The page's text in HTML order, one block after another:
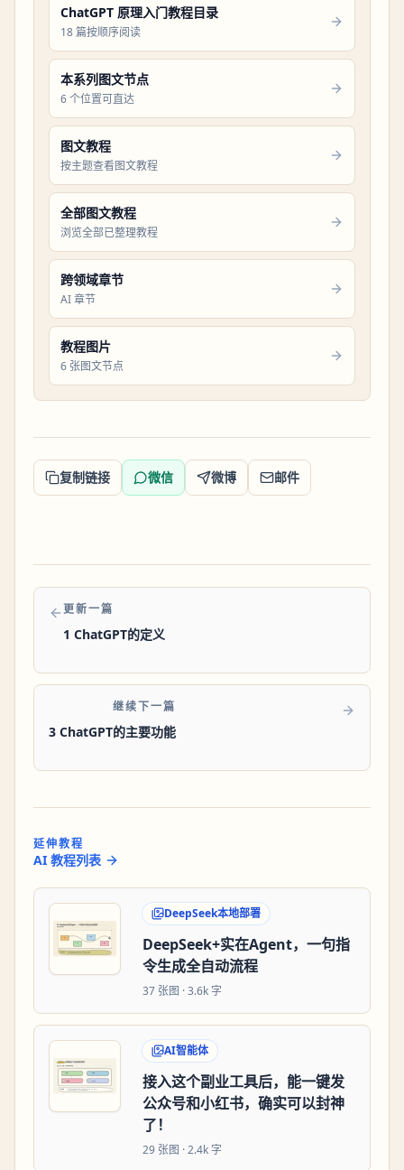
ChatGPT 原理入门教程目录
18 篇按顺序阅读
本系列图文节点
6 个位置可直达
图文教程
按主题查看图文教程
全部图文教程
浏览全部已整理教程
跨领域章节
AI 章节
教程图片
6 张图文节点
复制链接 微信 微博 邮件
更新一篇
1 ChatGPT的定义
继续下一篇
3 ChatGPT的主要功能
延伸教程
AI 教程列表
DeepSeek本地部署
DeepSeek+实在Agent，一句指
令生成全自动流程
37 张图 ·3.6k 字
AI智能体
接入这个副业工具后，能一键发
公众号和小红书，确实可以封神
了！
29 张图 ·2.4k 字